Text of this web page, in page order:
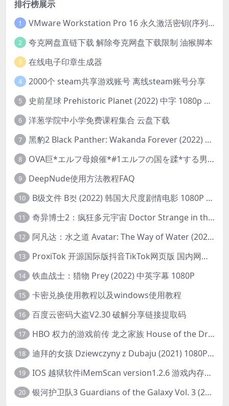
排行榜展示
1 VMware Workstation Pro 16 永久激活密钥(序列号)
2 夸克网盘直链下载 解除夸克网盘下载限制 油猴脚本
3 在线电子印章生成器
4 2000个 steam共享游戏账号 离线steam账号分享
5 史前星球 Prehistoric Planet (2022) 中字 1080p 高清 阿里云盘 2022.5.27已更新全集
6 洋葱学院中小学免费课程集合 云盘下载
7 黑豹2 Black Panther: Wakanda Forever (2022) 高清版
8 OVA巨*エルフ母娘催*#1エルフの国を蹂*する男。汚された女王と姫
9 DeepNude使用方法教程FAQ
10 B级文件 B컷 (2022) 韩国大尺度剧情电影 1080P 中字
11 奇异博士2：疯狂多元宇宙 Doctor Strange in the Multiverse of Madness (2022) 高清版1080p
12 阿凡达：水之道 Avatar: The Way of Water (2022) 1080p 2k 4k 中文字幕
13 ProxiTok 开源国际版抖音TikTok网页版 国内网络直连
14 铁血战士：猎物 Prey (2022) 中英字幕 1080P
15 卡密兑换使用教程以及windows使用教程
16 百度云密码大盗V2.30 破解分享链接提取码
17 HBO 权力的游戏前传 龙之家族 House of the Dragon (2022) 中字 1080P 更新4集
18 迪拜的女孩 Dziewczyny z Dubaju (2021) 1080P 中字
19 IOS 越狱软件iMemScan version1.2.6 游戏内存修改器
20 银河护卫队3 Guardians of the Galaxy Vol. 3 (2023)4K高清资源1080p只分享精品